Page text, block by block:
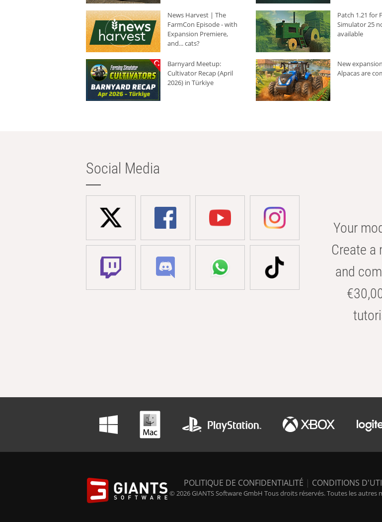
News Harvest | The
FarmCon Episode - with
Expansion Premiere,
and... cats?
Patch 1.21 for
Simulator 25
available
Barnyard Meetup:
Cultivator Recap (April
2026) in Türkiye
New
Alpacas are
Social Media
Your
Create a
and
POLITIQUE DE CONFIDENTIALITÉ | CONDITIONS
© 2026 GIANTS Software GmbH Tous droits réservés. Toutes les